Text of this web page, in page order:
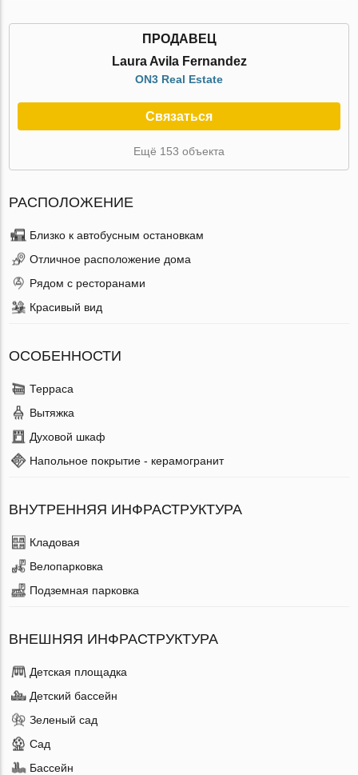
ПРОДАВЕЦ
Laura Avila Fernandez
ON3 Real Estate
Связаться
Ещё 153 объекта
РАСПОЛОЖЕНИЕ
Близко к автобусным остановкам
Отличное расположение дома
Рядом с ресторанами
Красивый вид
ОСОБЕННОСТИ
Терраса
Вытяжка
Духовой шкаф
Напольное покрытие - керамогранит
ВНУТРЕННЯЯ ИНФРАСТРУКТУРА
Кладовая
Велопарковка
Подземная парковка
ВНЕШНЯЯ ИНФРАСТРУКТУРА
Детская площадка
Детский бассейн
Зеленый сад
Сад
Бассейн